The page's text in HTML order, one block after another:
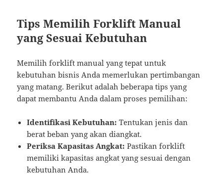
Tips Memilih Forklift Manual
yang Sesuai Kebutuhan
Memilih forklift manual yang tepat untuk
kebutuhan bisnis Anda memerlukan pertimbangan
yang matang. Berikut adalah beberapa tips yang
dapat membantu Anda dalam proses pemilihan:
Identifikasi Kebutuhan: Tentukan jenis dan
berat beban yang akan diangkat.
Periksa Kapasitas Angkat: Pastikan forklift
memiliki kapasitas angkat yang sesuai dengan
kebutuhan Anda.